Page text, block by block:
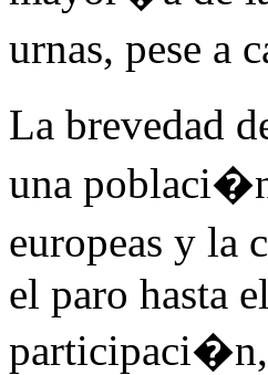
urnas, pese
La brevedad
una
europeas y la
el paro hasta